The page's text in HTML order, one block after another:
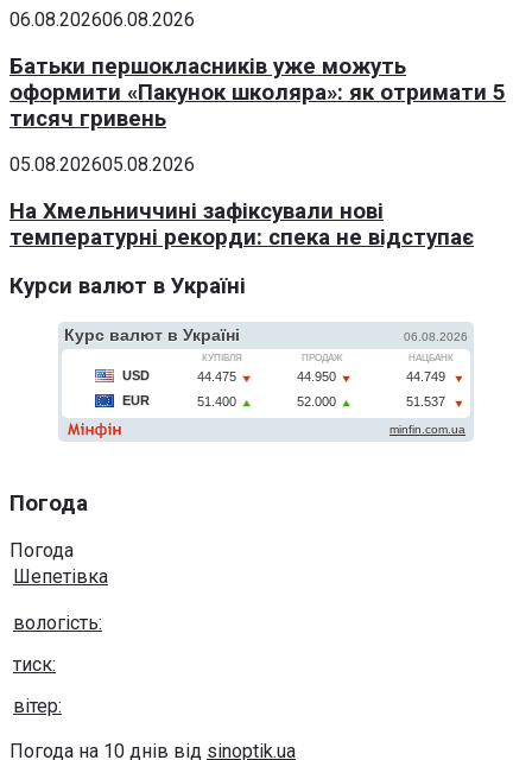
06.08.202606.08.2026
Батьки першокласників уже можуть
оформити «Пакунок школяра»: як отримати 5
тисяч гривень
05.08.202605.08.2026
На Хмельниччині зафіксували нові
температурні рекорди: спека не відступає
Курси валют в Україні
Погода
Погода
Шепетівка
вологість:
тиск:
вітер:
Погода на 10 днів від sinoptik.ua